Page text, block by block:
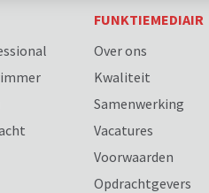
FUNKTIEMEDIAIR
Over ons
Kwaliteit
Samenwerking
Vacatures
Voorwaarden
Opdrachtgevers